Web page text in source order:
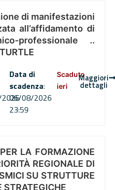
di manifestazioni
all’affidamento di
professionale ..
Data di
scadenza:
06/08/2026
23:59
Scaduto
ieri
Maggiori
dettagli
LA FORMAZIONE
REGIONALE DI
SU STRUTTURE
STRATEGICHE